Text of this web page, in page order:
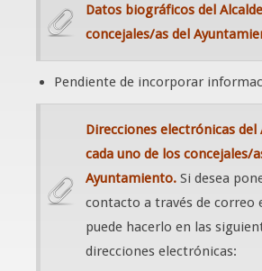
Datos biográficos del
concejales/as del
Pendiente de incorporar
Direcciones electrónicas del
cada uno de los concejales/
Ayuntamiento. Si desea
contacto a través de correo
puede hacerlo en las
direcciones electrónicas: